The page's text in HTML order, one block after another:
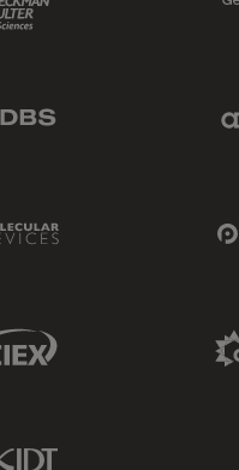
Molecular Devices Link
Sciex Link
IDT Link